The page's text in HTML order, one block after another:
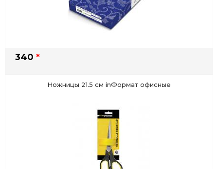
340 *
Ножницы 21.5 см inФормат офисные